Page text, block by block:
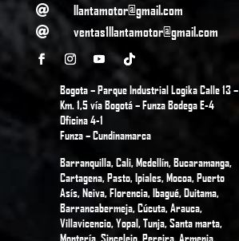
 llantamotor@gmail.com
 ventas1llantamotor@gmail.com
Bogota – Parque Industrial Logika Calle 13 –
Km. 1,5 vía Bogotá – Funza Bodega E-4
Oficina 4-1
Funza – Cundinamarca
Barranquilla, Cali, Medellín, Bucaramanga,
Cartagena, Pasto, Ipiales, Mocoa, Puerto
Asís, Neiva, Florencia, Ibagué, Duitama,
Barrancabermeja, Cúcuta, Arauca,
Villavicencio, Yopal, Tunja, Santa marta,
Montería, Sincelejo, Pereira, Armenia,